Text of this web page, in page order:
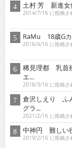
土村 芳 新進女
2014/7/16 に投稿さ
RaMu 18歳Gカ
2016/4/16 に投稿さ
稀見理都 乳首
エ...
2018/3/16 に投稿さ
倉沢しえり ふ
グラ...
2021/2/16 に投稿さ
中神円 難しい
2019/2/16 に投稿さ